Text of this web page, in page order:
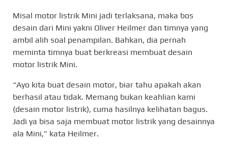
Misal motor listrik Mini jadi terlaksana, maka bos
desain dari Mini yakni Oliver Heilmer dan timnya yang
ambil alih soal penampilan. Bahkan, dia pernah
meminta timnya buat berkreasi membuat desain
motor listrik Mini.
“Ayo kita buat desain motor, biar tahu apakah akan
berhasil atau tidak. Memang bukan keahlian kami
(desain motor listrik), cuma hasilnya kelihatan bagus.
Jadi ya bisa saja membuat motor listrik yang desainnya
ala Mini,” kata Heilmer.